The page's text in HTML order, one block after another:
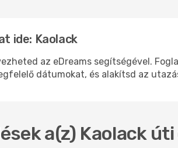
ide: Kaolack
az eDreams segítségével.
dátumokat, és alakítsd az
a(z) Kaolack